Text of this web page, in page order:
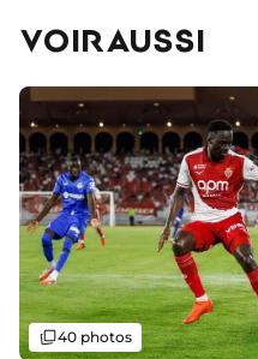
VOIR AUSSI
Galerie
40 photos